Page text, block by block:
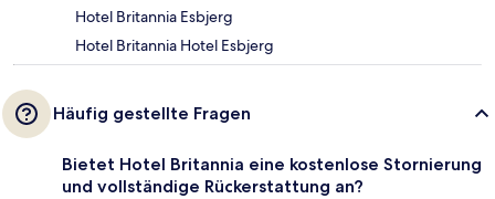
Hotel Britannia Esbjerg
Hotel Britannia Hotel Esbjerg
Häufig gestellte Fragen
Bietet Hotel Britannia eine kostenlose Stornierung
und vollständige Rückerstattung an?